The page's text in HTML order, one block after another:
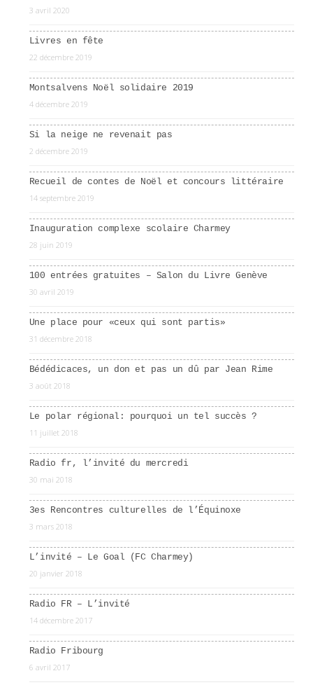
3 avril 2020
Livres en fête
22 décembre 2019
Montsalvens Noël solidaire 2019
4 décembre 2019
Si la neige ne revenait pas
2 décembre 2019
Recueil de contes de Noël et concours littéraire
14 septembre 2019
Inauguration complexe scolaire Charmey
28 juin 2019
100 entrées gratuites – Salon du Livre Genève
30 avril 2019
Une place pour «ceux qui sont partis»
31 décembre 2018
Bédédicaces, un don et pas un dû par Jean Rime
3 août 2018
Le polar régional: pourquoi un tel succès ?
11 juillet 2018
Radio fr, l’invité du mercredi
30 mai 2018
3es Rencontres culturelles de l’Équinoxe
3 mars 2018
L’invité – Le Goal (FC Charmey)
20 janvier 2018
Radio FR – L’invité
14 décembre 2017
Radio Fribourg
6 avril 2017